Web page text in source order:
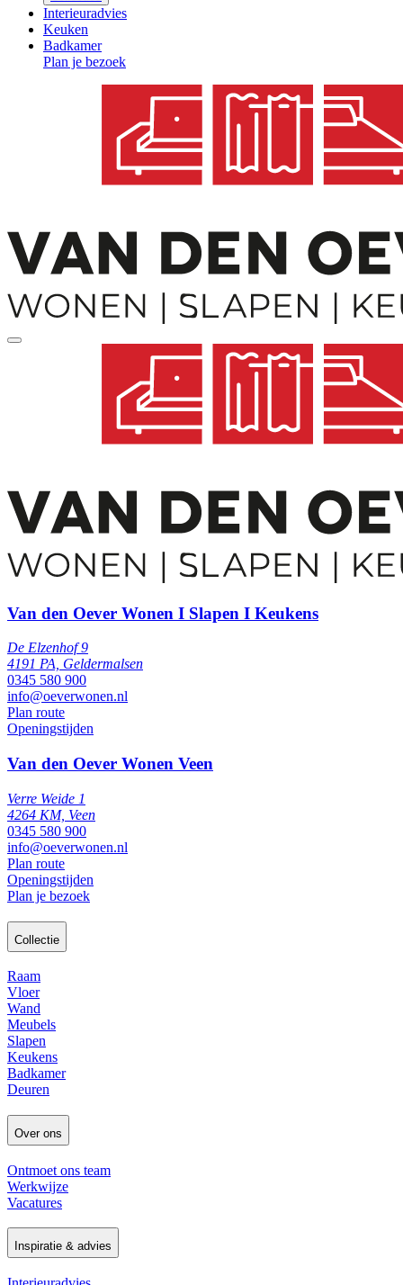
Interieuradvies
Keuken
Badkamer
Plan je bezoek
Van den Oever Wonen I Slapen I Keukens
De Elzenhof 9
4191 PA, Geldermalsen
0345 580 900
info@oeverwonen.nl
Plan route
Openingstijden
Van den Oever Wonen Veen
Verre Weide 1
4264 KM, Veen
0345 580 900
info@oeverwonen.nl
Plan route
Openingstijden
Plan je bezoek
Collectie
Raam
Vloer
Wand
Meubels
Slapen
Keukens
Badkamer
Deuren
Over ons
Ontmoet ons team
Werkwijze
Vacatures
Inspiratie & advies